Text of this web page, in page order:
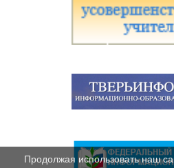
Продолжая использовать наш